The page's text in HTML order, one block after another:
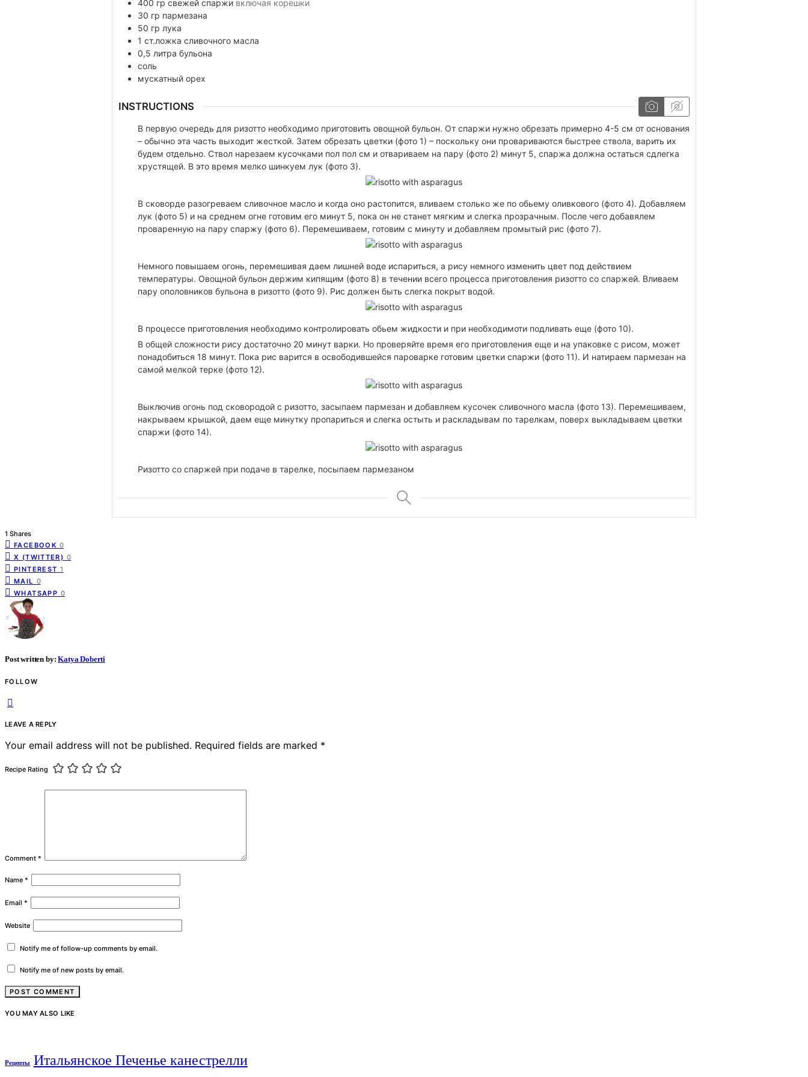
400 гр свежей спаржи включая корешки
30 гр пармезана
50 гр лука
1 ст.ложка сливочного масла
0,5 литра бульона
соль
мускатный орех
INSTRUCTIONS
В первую очередь для ризотто необходимо приготовить овощной бульон. От спаржи нужно обрезать примерно 4-5 см от основания
– обычно эта часть выходит жесткой. Затем обрезать цветки (фото 1) – поскольку они провариваются быстрее ствола, варить их
будем отдельно. Ствол нарезаем кусочками пол пол см и отвариваем на пару (фото 2) минут 5, спаржа должна остаться сдлегка
хрустящей. В это время мелко шинкуем лук (фото 3).
В сковорде разогреваем сливочное масло и когда оно растопится, вливаем столько же по обьему оливкового (фото 4). Добавляем
лук (фото 5) и на среднем огне готовим его минут 5, пока он не станет мягким и слегка прозрачным. После чего добавялем
проваренную на пару спаржу (фото 6). Перемешиваем, готовим с минуту и добавляем промытый рис (фото 7).
Немного повышаем огонь, перемешивая даем лишней воде испариться, а рису немного изменить цвет под действием
температуры. Овощной бульон держим кипящим (фото 8) в течении всего процесса приготовления ризотто со спаржей. Вливаем
пару ополовников бульона в ризотто (фото 9). Рис должен быть слегка покрыт водой.
В процессе приготовления необходимо контролировать обьем жидкости и при необходимоти подливать еще (фото 10).
В общей сложности рису достаточно 20 минут варки. Но проверяйте время его приготовления еще и на упаковке с рисом, может
понадобиться 18 минут. Пока рис варится в освободившейся пароварке готовим цветки спаржи (фото 11). И натираем пармезан на
самой мелкой терке (фото 12).
Выключив огонь под сковородой с ризотто, засыпаем пармезан и добавляем кусочек сливочного масла (фото 13). Перемешиваем,
накрываем крышкой, даем еще минутку пропариться и слегка остыть и раскладывам по тарелкам, поверх выкладываем цветки
спаржи (фото 14).
Ризотто со спаржей при подаче в тарелке, посыпаем пармезаном
1 Shares
FACEBOOK 0
X (TWITTER) 0
PINTEREST 1
MAIL 0
WHATSAPP 0
Post written by: Katya Doberti
FOLLOW
LEAVE A REPLY
Your email address will not be published. Required fields are marked *
Recipe Rating
Comment *
Name *
Email *
Website
Notify me of follow-up comments by email.
Notify me of new posts by email.
YOU MAY ALSO LIKE
Рецепты Итальянское Печенье канестрелли